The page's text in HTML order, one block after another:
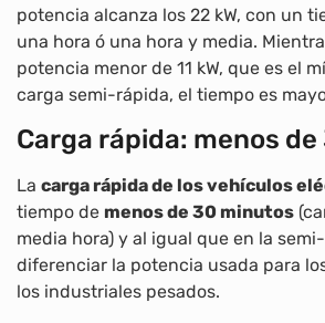
potencia alcanza los 22 kW, con un
una hora ó una hora y media.
potencia menor de 11 kW, que es el
carga semi-rápida, el tiempo es
Carga rápida: menos
La carga rápida de los vehículos
tiempo de menos de 30 minutos
media hora) y al igual que en la
diferenciar la potencia usada para
los industriales pesados.